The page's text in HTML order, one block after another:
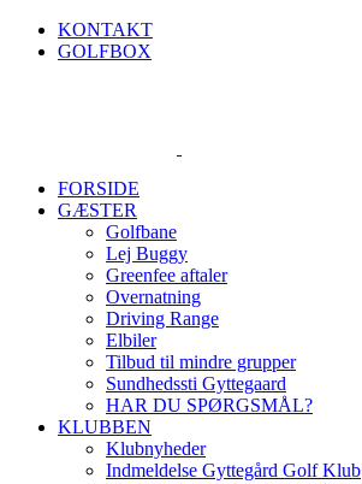
Skip
KONTAKT
GOLFBOX
FORSIDE
GÆSTER
Golfbane
Lej Buggy
Greenfee aftaler
Overnatning
Driving Range
Elbiler
Tilbud til mindre grupper
Sundhedssti Gyttegaard
HAR DU SPØRGSMÅL?
KLUBBEN
Klubnyheder
Indmeldelse Gyttegård Golf Klub